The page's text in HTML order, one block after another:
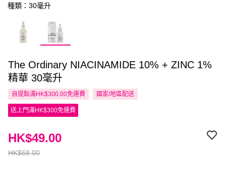
種類：30毫升
The Ordinary NIACINAMIDE 10% + ZINC 1%
精華 30毫升
自提點滿HK$300.00免運費 國家/地區配送
送上門滿HK$300免運費
HK$68.00
HK$49.00